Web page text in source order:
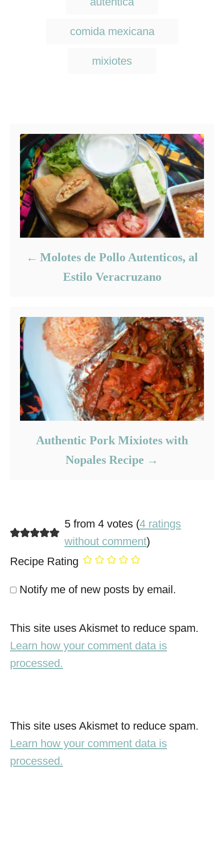
g
comida mexicana
mixiotes
Molotes de Pollo Autenticos, al
Estilo Veracruzano
Authentic Pork Mixiotes with
Nopales Recipe
5 from 4 votes (4 ratings
without comment)
Recipe Rating
Notify me of new posts by email.
This site uses Akismet to reduce spam.
Learn how your comment data is
processed.
This site uses Akismet to reduce spam.
Learn how your comment data is
processed.